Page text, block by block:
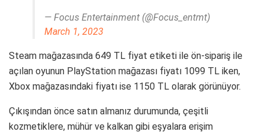
— Focus Entertainment (@Focus_entmt)
March 1, 2023
Steam mağazasında 649 TL fiyat etiketi ile ön-sipariş ile
açılan oyunun PlayStation mağazası fiyatı 1099 TL iken,
Xbox mağazasındaki fiyatı ise 1150 TL olarak görünüyor.
Çıkışından önce satın almanız durumunda, çeşitli
kozmetiklere, mühür ve kalkan gibi eşyalara erişim